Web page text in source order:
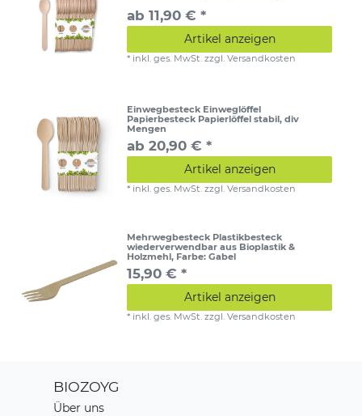
ab 11,90 € *
Artikel anzeigen
* inkl. ges. MwSt. zzgl.Versandkosten
Einwegbesteck Einweglöffel
Papierbesteck Papierlöffel stabil, div
Mengen
ab 20,90 € *
Artikel anzeigen
* inkl. ges. MwSt. zzgl.Versandkosten
Mehrwegbesteck Plastikbesteck
wiederverwendbar aus Bioplastik &
Holzmehl, Farbe: Gabel
15,90 € *
Artikel anzeigen
* inkl. ges. MwSt. zzgl.Versandkosten
BIOZOYG
Über uns